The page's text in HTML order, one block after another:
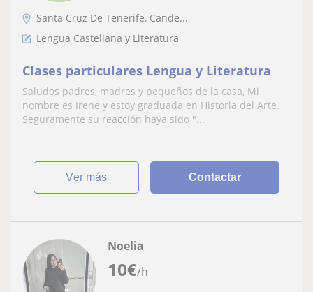
Santa Cruz De Tenerife, Cande...
Lengua Castellana y Literatura
Clases particulares Lengua y Literatura
Saludos padres, madres y pequeños de la casa, Mi
nombre es Irene y estoy graduada en Historia del Arte.
Seguramente su reacción haya sido "...
ver más Contactar
10€/h
Noelia